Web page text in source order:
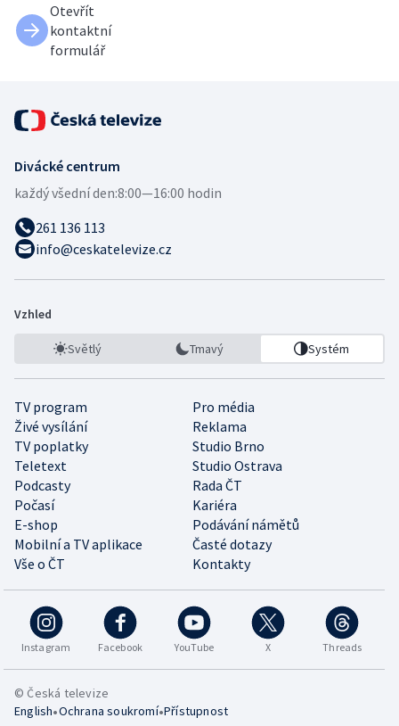
Otevřít
kontaktní
formulář
Divácké centrum
každý všední den:8:00—16:00 hodin
261 136 113
info@ceskatelevize.cz
Vzhled
Světlý Tmavý Systém
TV program
Pro média
Živé vysílání
Reklama
TV poplatky
Studio Brno
Teletext
Studio Ostrava
Podcasty
Rada ČT
Počasí
Kariéra
E-shop
Podávání námětů
Mobilní a TV aplikace
Časté dotazy
Vše o ČT
Kontakty
Instagram Facebook YouTube X Threads
© Česká televize
English•Ochrana soukromí•Přístupnost